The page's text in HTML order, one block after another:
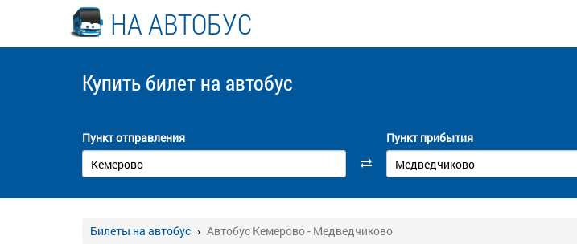
НА АВТОБУС
Купить билет на автобус
Пункт отправления Пункт прибытия
Билеты на автобус Автобус Кемерово - Медведчиково